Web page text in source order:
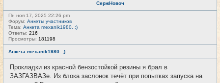
СержНовоч
Пн ноя 17, 2025 22:26 pm
Форум: Анкеты участников
Тема: Анкета mexanik1980. ;)
Ответы: 216
Просмотры: 181198
Анкета mexanik1980. ;)
Прокладки из красной бензостойкой резины я брал в
ЗАЗГАЗВАЗе. Из блока заслонок течёт при попытках запуска на